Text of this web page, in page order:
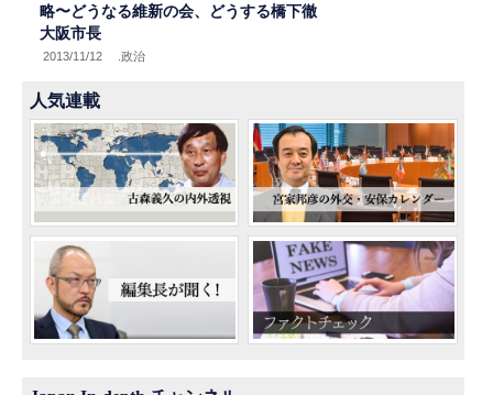
略〜どうなる維新の会、どうする橋下徹
大阪市長
2013/11/12 .政治
人気連載